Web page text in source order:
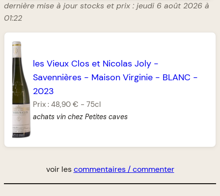
dernière mise à jour stocks et prix : jeudi 6 août 2026 à
01:22
les Vieux Clos et Nicolas Joly-
Savennières - Maison Virginie- BLANC -
2023
Prix : 48,90 € - 75cl
achats vin chez Petites caves
voir lescommentaires / commenter